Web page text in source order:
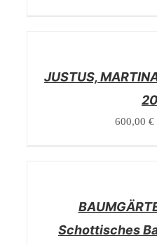
JUSTUS,
600,00 €
Schottisches